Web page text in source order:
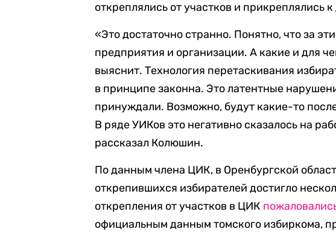
откреплялись от участков и прикреплялись
«Это достаточно странно. Понятно, что за
предприятия и организации. А какие и для
выяснит. Технология перетаскивания
в принципе законна. Это латентные
принуждали. Возможно, будут какие-то
В ряде УИКов это негативно сказалось на
рассказал Колюшин.
По данным члена ЦИК, в Оренбургской
открепившихся избирателей достигло
открепления от участков в ЦИК
официальным данным томского избиркома,